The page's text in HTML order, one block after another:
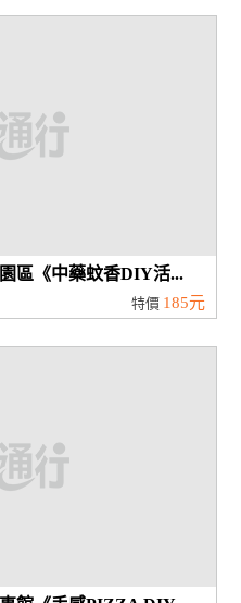
區《中藥蚊香DIY活...
特價 185元